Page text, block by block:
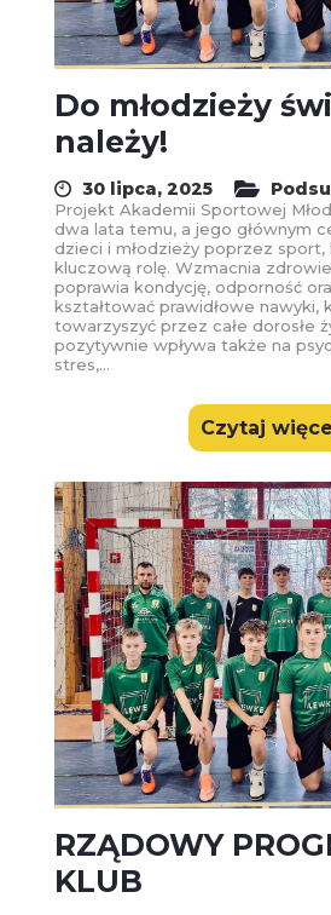
Do młodzieży
należy!
30 lipca, 2025
Projekt Akademii Sportowej
dwa lata temu, a jego głównym
dzieci i młodzieży poprzez
kluczową rolę. Wzmacnia
poprawia kondycję, odporność
kształtować prawidłowe nawyki,
towarzyszyć przez całe dorosłe
pozytywnie wpływa także na
stres,...
Czytaj
RZĄDOWY
KLUB